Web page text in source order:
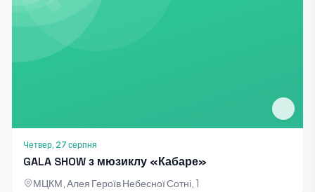
Четвер, 27 серпня
GALA SHOW з мюзиклу «Кабаре»
МЦКМ, Алея Героїв Небесної Сотні, 1